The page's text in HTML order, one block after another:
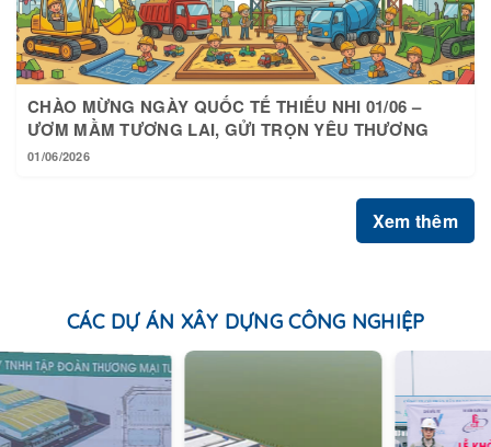
CHÀO MỪNG NGÀY QUỐC TẾ THIẾU NHI 01/06 –
ƯƠM MẦM TƯƠNG LAI, GỬI TRỌN YÊU THƯƠNG
01/06/2026
Xem thêm
CÁC DỰ ÁN XÂY DỰNG CÔNG NGHIỆP